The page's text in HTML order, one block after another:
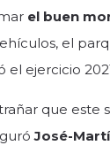
el buen
el
ejercicio
que este
José-